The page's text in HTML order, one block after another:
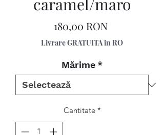
caramel/maro
180,00 RONPreț
Livrare GRATUITA in RO
Mărime *
Cantitate *